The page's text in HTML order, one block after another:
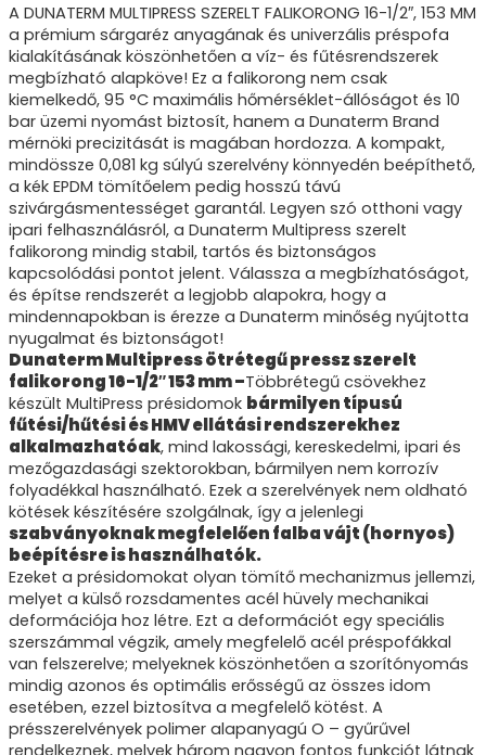
A DUNATERM MULTIPRESS SZERELT FALIKORONG 16-1/2″, 153 MM
a prémium sárgaréz anyagának és univerzális préspofa
kialakításának köszönhetően a víz- és fűtésrendszerek
megbízható alapköve! Ez a falikorong nem csak
kiemelkedő, 95 °C maximális hőmérséklet-állóságot és 10
bar üzemi nyomást biztosít, hanem a Dunaterm Brand
mérnöki precizitását is magában hordozza. A kompakt,
mindössze 0,081 kg súlyú szerelvény könnyedén beépíthető,
a kék EPDM tömítőelem pedig hosszú távú
szivárgásmentességet garantál. Legyen szó otthoni vagy
ipari felhasználásról, a Dunaterm Multipress szerelt
falikorong mindig stabil, tartós és biztonságos
kapcsolódási pontot jelent. Válassza a megbízhatóságot,
és építse rendszerét a legjobb alapokra, hogy a
mindennapokban is érezze a Dunaterm minőség nyújtotta
nyugalmat és biztonságot!
Dunaterm Multipress ötrétegű pressz szerelt
falikorong 16-1/2″ 153 mm –Többrétegű csövekhez
készült MultiPress présidomok bármilyen típusú
fűtési/hűtési és HMV ellátási rendszerekhez
alkalmazhatóak, mind lakossági, kereskedelmi, ipari és
mezőgazdasági szektorokban, bármilyen nem korrozív
folyadékkal használható. Ezek a szerelvények nem oldható
kötések készítésére szolgálnak, így a jelenlegi
szabványoknak megfelelően falba vájt (hornyos)
beépítésre is használhatók.
Ezeket a présidomokat olyan tömítő mechanizmus jellemzi,
melyet a külső rozsdamentes acél hüvely mechanikai
deformációja hoz létre. Ezt a deformációt egy speciális
szerszámmal végzik, amely megfelelő acél préspofákkal
van felszerelve; melyeknek köszönhetően a szorítónyomás
mindig azonos és optimális erősségű az összes idom
esetében, ezzel biztosítva a megfelelő kötést. A
présszerelvények polimer alapanyagú O – gyűrűvel
rendelkeznek, melyek három nagyon fontos funkciót látnak